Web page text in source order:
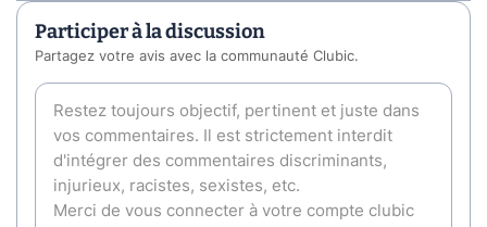
Participer à la discussion
Partagez votre avis avec la communauté Clubic.